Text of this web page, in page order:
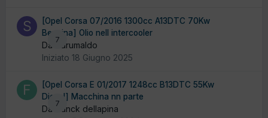
7
[Opel Corsa 07/2016 1300cc A13DTC 70Kw
Benzina] Olio nell intercooler
Da Sdrumaldo
Iniziato 18 Giugno 2025
7
[Opel Corsa E 01/2017 1248cc B13DTC 55Kw
Diesel] Macchina nn parte
Da franck dellapina